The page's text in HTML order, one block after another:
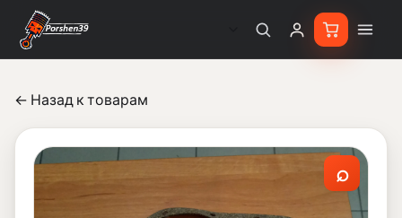
← Назад к товарам
⌕